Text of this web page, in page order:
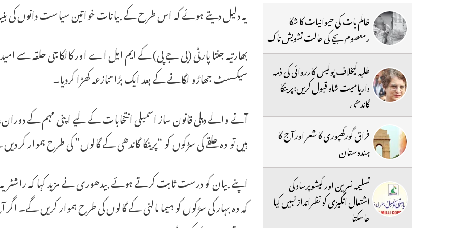
یہ دلیل دیتے ہوئے کہ اس طرح کے بیانات خواتین سیاست دانوں کی
بھارتیہ جنتا پارٹی (بی جے پی) کے ایم ایل اے اور کالکاجی حلقہ سے
سیکسسٹ جھاڑو لگانے کے بعد ایک بڑا تنازعہ کھڑا کردیا۔
آنے والے دہلی قانون ساز اسمبلی انتخابات کے لیے اپنی مہم کے
ہیں تو وہ حلقے کی سڑکوں کو “پرینکا گاندھی کے گالوں” کی طرح ہموار کر
اپنے بیان کو درست ثابت کرتے ہوئے بیدھوری نے مزید کہا کہ راشٹریہ
کہ وہ بہار کی سڑکوں کو ہیما مالنی کے گالوں کی طرح ہموار کریں
ظالم بات کی حیوانیات کا شکا
رمعصوم بچے کی حالت تشویش ناک
طلبہ کیخلاف پولیس کارروائی کی ذمہ
داریامیت شاہ قبول کریں:پرینکا
گاندھی
فراق گورکھپوری کا شعر اور آج کا
ہندوستان
تسلیمہ نسرین اور کیشوپرساد کی
اشتعال انگیزی کو نظرانداز نہیں کیا
جاسکتا